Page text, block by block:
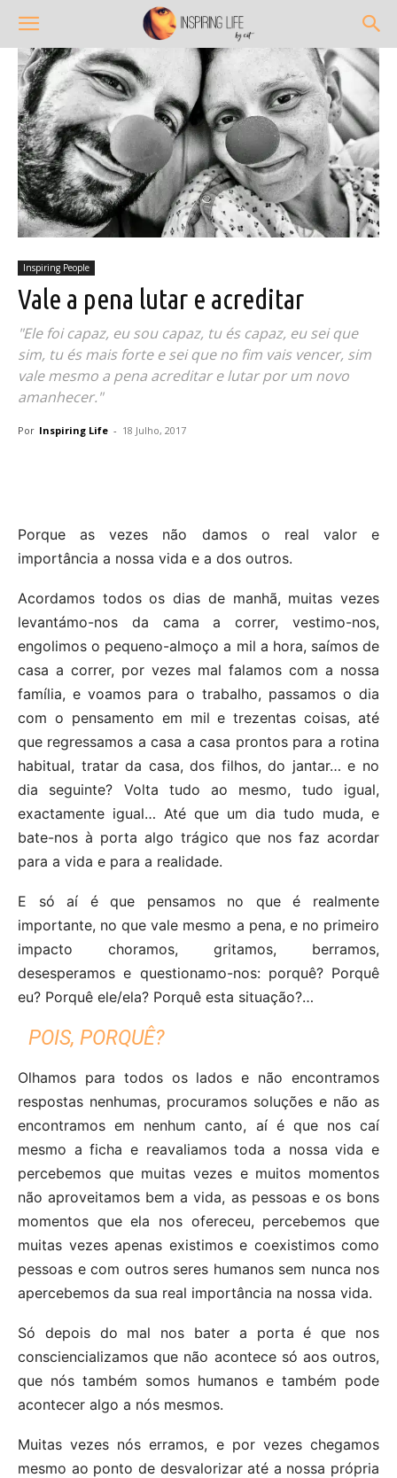
Inspiring People
Vale a pena lutar e acreditar
"Ele foi capaz, eu sou capaz, tu és capaz, eu sei que
sim, tu és mais forte e sei que no fim vais vencer, sim
vale mesmo a pena acreditar e lutar por um novo
amanhecer."
Por Inspiring Life - 18 Julho, 2017
Porque as vezes não damos o real valor e
importância a nossa vida e a dos outros.
Acordamos todos os dias de manhã, muitas vezes
levantámo-nos da cama a correr, vestimo-nos,
engolimos o pequeno-almoço a mil a hora, saímos de
casa a correr, por vezes mal falamos com a nossa
família, e voamos para o trabalho, passamos o dia
com o pensamento em mil e trezentas coisas, até
que regressamos a casa a casa prontos para a rotina
habitual, tratar da casa, dos filhos, do jantar… e no
dia seguinte? Volta tudo ao mesmo, tudo igual,
exactamente igual… Até que um dia tudo muda, e
bate-nos à porta algo trágico que nos faz acordar
para a vida e para a realidade.
E só aí é que pensamos no que é realmente
importante, no que vale mesmo a pena, e no primeiro
impacto choramos, gritamos, berramos,
desesperamos e questionamo-nos: porquê? Porquê
eu? Porquê ele/ela? Porquê esta situação?…
POIS, PORQUÊ?
Olhamos para todos os lados e não encontramos
respostas nenhumas, procuramos soluções e não as
encontramos em nenhum canto, aí é que nos caí
mesmo a ficha e reavaliamos toda a nossa vida e
percebemos que muitas vezes e muitos momentos
não aproveitamos bem a vida, as pessoas e os bons
momentos que ela nos ofereceu, percebemos que
muitas vezes apenas existimos e coexistimos como
pessoas e com outros seres humanos sem nunca nos
apercebemos da sua real importância na nossa vida.
Só depois do mal nos bater a porta é que nos
consciencializamos que não acontece só aos outros,
que nós também somos humanos e também pode
acontecer algo a nós mesmos.
Muitas vezes nós erramos, e por vezes chegamos
mesmo ao ponto de desvalorizar até a nossa própria